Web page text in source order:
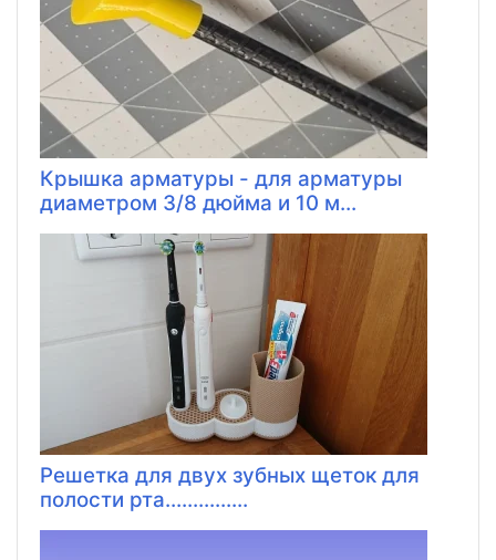
Крышка арматуры - для арматуры
диаметром 3/8 дюйма и 10 м...
Решетка для двух зубных щеток для
полости рта...............